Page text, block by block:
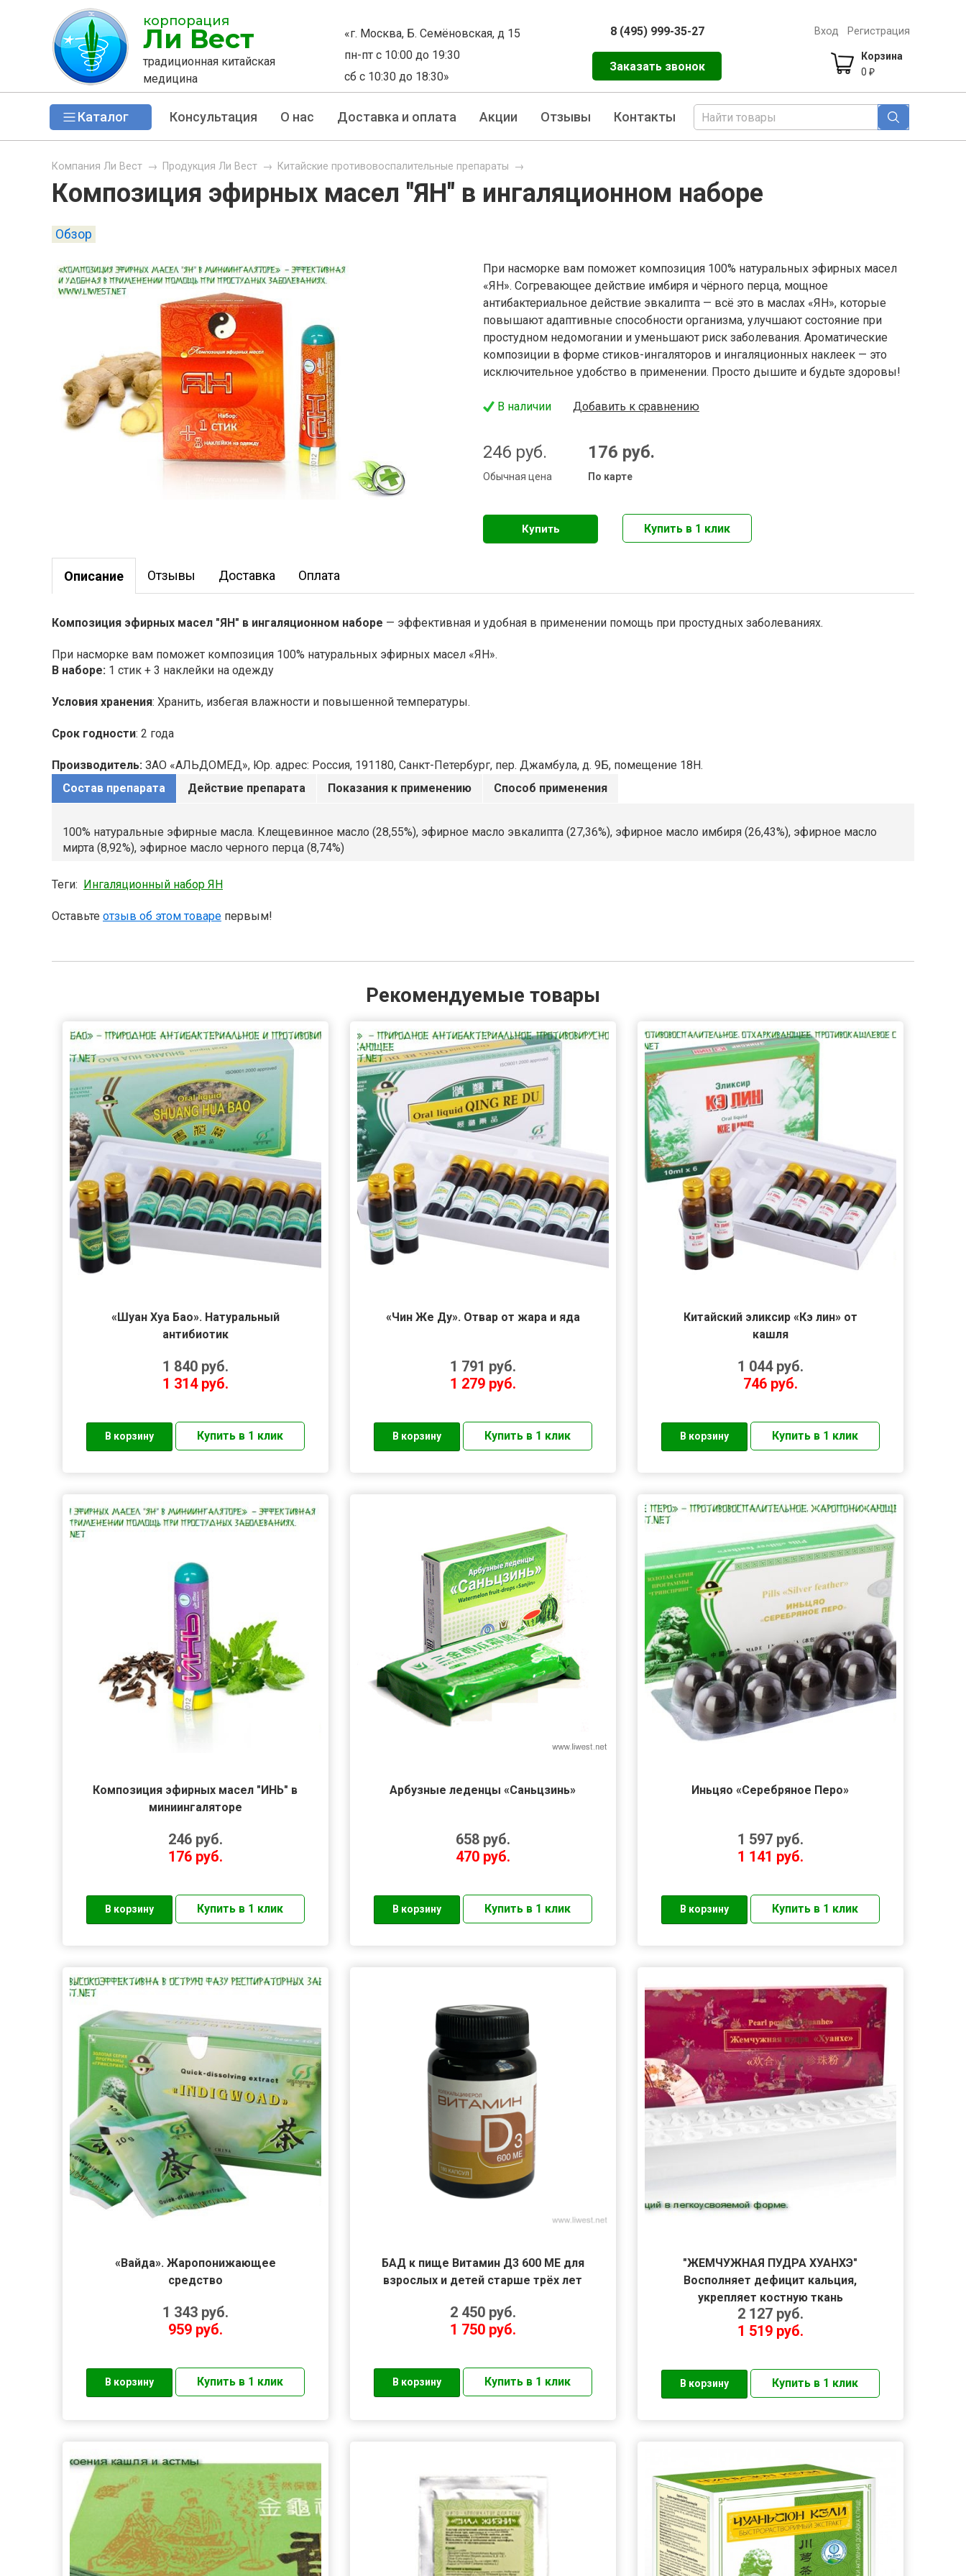
корпорация
Ли Вест
традиционная китайская
медицина
«г. Москва, Б. Семёновская, д 15
пн-пт с 10:00 до 19:30
сб с 10:30 до 18:30»
8 (495) 999-35-27
Заказать звонок
Вход Регистрация
Корзина
0 ₽
Каталог Консультация О нас Доставка и оплата Акции Отзывы Контакты
Компания Ли Вест → Продукция Ли Вест → Китайские противовоспалительные препараты →
Композиция эфирных масел "ЯН" в ингаляционном наборе
Обзор
При насморке вам поможет композиция 100% натуральных эфирных масел
«ЯН». Согревающее действие имбиря и чёрного перца, мощное
антибактериальное действие эвкалипта — всё это в маслах «ЯН», которые
повышают адаптивные способности организма, улучшают состояние при
простудном недомогании и уменьшают риск заболевания. Ароматические
композиции в форме стиков-ингаляторов и ингаляционных наклеек — это
исключительное удобство в применении. Просто дышите и будьте здоровы!
В наличии Добавить к сравнению
246 руб.
Обычная цена
176 руб.
По карте
Описание Отзывы Доставка Оплата
Композиция эфирных масел "ЯН" в ингаляционном наборе — эффективная и удобная в применении помощь при простудных заболеваниях.
При насморке вам поможет композиция 100% натуральных эфирных масел «ЯН».
В наборе: 1 стик + 3 наклейки на одежду
Условия хранения: Хранить, избегая влажности и повышенной температуры.
Срок годности: 2 года
Производитель: ЗАО «АЛЬДОМЕД», Юр. адрес: Россия, 191180, Санкт-Петербург, пер. Джамбула, д. 9Б, помещение 18Н.
Состав препарата
Действие препарата Показания к применению Способ применения
100% натуральные эфирные масла. Клещевинное масло (28,55%), эфирное масло эвкалипта (27,36%), эфирное масло имбиря (26,43%), эфирное масло
мирта (8,92%), эфирное масло черного перца (8,74%)
Теги: Ингаляционный набор ЯН
Оставьте отзыв об этом товаре первым!
Рекомендуемые товары
«Шуан Хуа Бао». Натуральный
антибиотик
1 840 руб.
1 314 руб.
«Чин Же Ду». Отвар от жара и яда
1 791 руб.
1 279 руб.
Китайский эликсир «Кэ лин» от
кашля
1 044 руб.
746 руб.
Композиция эфирных масел "ИНЬ" в
миниингаляторе
246 руб.
176 руб.
Арбузные леденцы «Саньцзинь»
658 руб.
470 руб.
Иньцяо «Серебряное Перо»
1 597 руб.
1 141 руб.
«Вайда». Жаропонижающее
средство
1 343 руб.
959 руб.
БАД к пище Витамин Д3 600 МЕ для
взрослых и детей старше трёх лет
2 450 руб.
1 750 руб.
"ЖЕМЧУЖНАЯ ПУДРА ХУАНХЭ"
Восполняет дефицит кальция,
укрепляет костную ткань
2 127 руб.
1 519 руб.